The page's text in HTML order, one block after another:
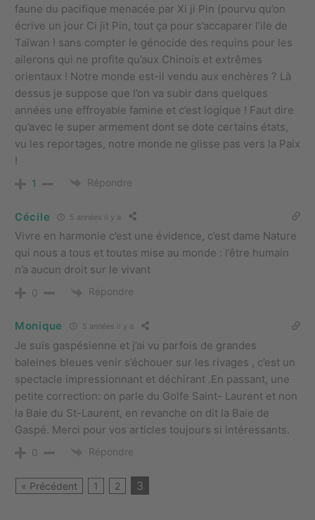
faune du pacifique menacée par Xi ji Pin (pourvu qu’on
écrive un jour Ci jit Pin, tout ça pour s’accaparer l’ile de
Taïwan ! sans compter le génocide des requins pour les
ailerons qui ne profite qu’aux Chinois et extrêmes
orientaux ! Notre monde est-il vendu aux enchères ? Là
dessus je suppose que l’on va subir dans quelques
années une effroyable famine et c’est logique ! Faut dire
qu’avec le super armement dont se dote certains états,
vu les reportages, notre monde ne glisse pas vers la Paix
!
1 Répondre
Cécile 5 années il y a
Vivre en harmonie c’est une évidence, c’est dame Nature
qui nous a tous et toutes mise au monde : l’être humain
n’a aucun droit sur le vivant
0 Répondre
Monique 5 années il y a
Je suis gaspésienne et j’ai vu parfois de grandes
baleines bleues venir s’échouer sur les rivages , c’est un
spectacle impressionnant et déchirant .En passant, une
petite correction: on parle du Golfe Saint- Laurent et non
la Baie du St-Laurent, en revanche on dit la Baie de
Gaspé. Merci pour vos articles toujours si intéressants.
0 Répondre
« Précédent 1 2 3